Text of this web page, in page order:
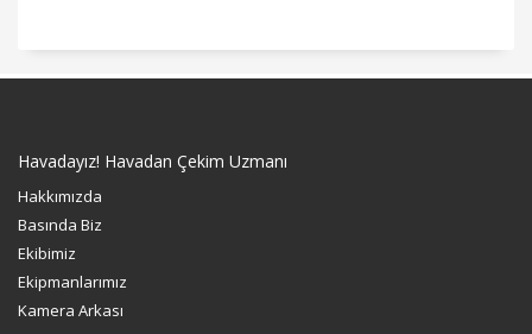
Havadayız! Havadan Çekim Uzmanı
Hakkımızda
Basında Biz
Ekibimiz
Ekipmanlarımız
Kamera Arkası